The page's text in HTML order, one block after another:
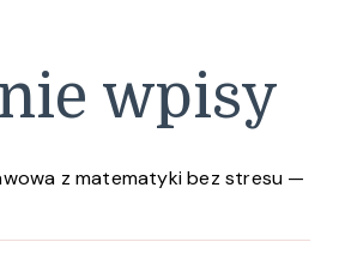
wpisy
z matematyki bez stresu —